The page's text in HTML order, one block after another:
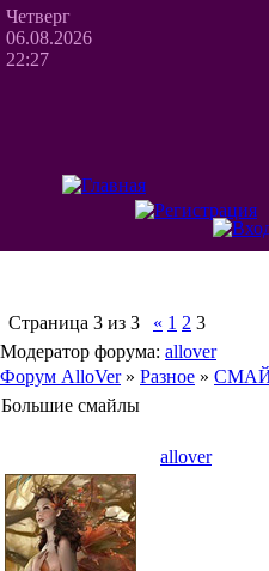
Четверг
06.08.2026
22:27
Страница 3 из 3 « 1 2 3
Модератор форума: allover
Форум AlloVer » Разное »
Большие смайлы
allover